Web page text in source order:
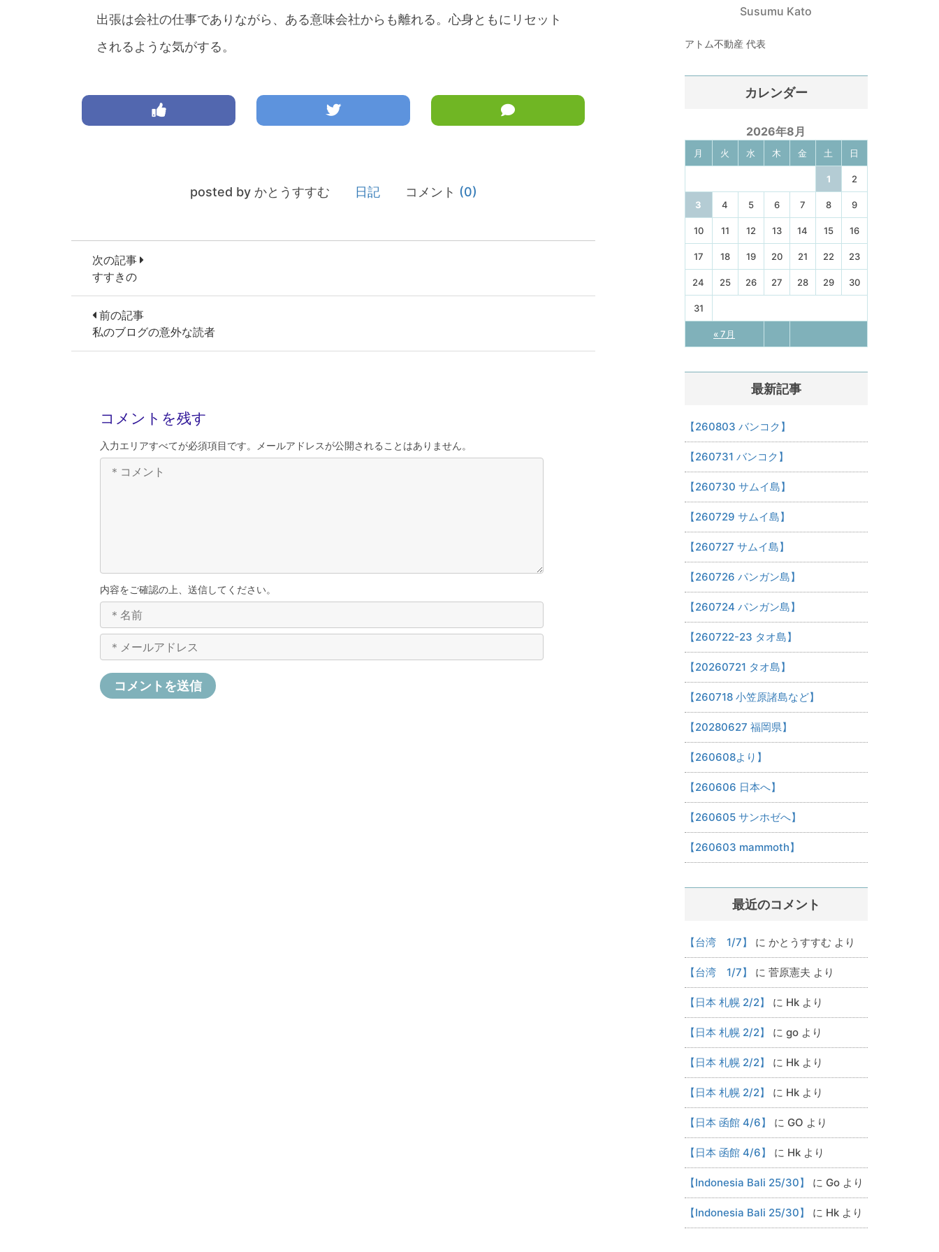
出張は会社の仕事でありながら、ある意味会社からも離れる。心身ともにリセット
されるような気がする。
posted by かとうすすむ 日記 コメント (0)
次の記事
すすきの
前の記事
私のブログの意外な読者
コメントを残す
入力エリアすべてが必須項目です。メールアドレスが公開されることはありません。
内容をご確認の上、送信してください。
Susumu Kato
アトム不動産 代表
カレンダー
2026年8月
月 火 水 木 金 土 日
« 7月
1 2
3 4 5 6 7 8 9
10 11 12 13 14 15 16
17 18 19 20 21 22 23
24 25 26 27 28 29 30
31
最新記事
【260803 バンコク】
【260731 バンコク】
【260730 サムイ島】
【260729 サムイ島】
【260727 サムイ島】
【260726 パンガン島】
【260724 パンガン島】
【260722-23 タオ島】
【20260721 タオ島】
【260718 小笠原諸島など】
【20280627 福岡県】
【260608より】
【260606 日本へ】
【260605 サンホゼへ】
【260603 mammoth】
最近のコメント
【台湾 1/7】 に かとうすすむ より
【台湾 1/7】 に 菅原憲夫 より
【日本 札幌 2/2】 に Hkより
【日本 札幌 2/2】 に goより
【日本 札幌 2/2】 に Hkより
【日本 札幌 2/2】 に Hkより
【日本 函館 4/6】 に GO より
【日本 函館 4/6】 に Hkより
【Indonesia Bali 25/30】 に Goより
【Indonesia Bali 25/30】 に Hkより